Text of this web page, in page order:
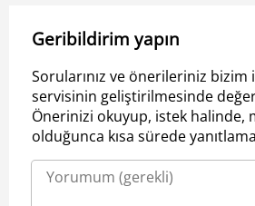
Geribildirim yapın
Sorularınız ve önerileriniz bizim
servisinin geliştirilmesinde
Önerinizi okuyup, istek halinde,
olduğunca kısa sürede